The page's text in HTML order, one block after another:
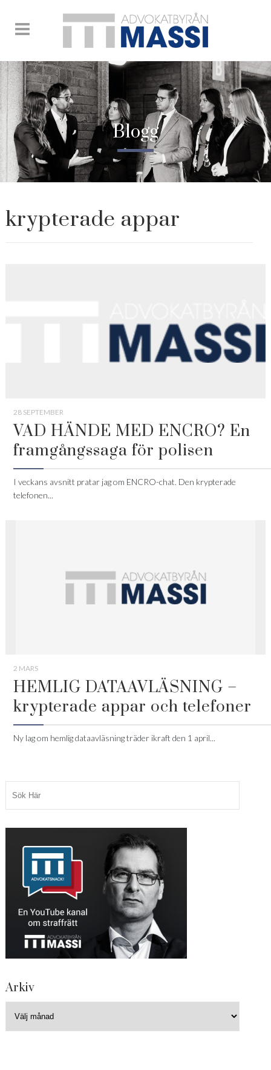
Blogg
krypterade appar
28 SEPTEMBER
VAD HÄNDE MED ENCRO? En
framgångssaga för polisen
I veckans avsnitt pratar jag om ENCRO-chat. Den krypterade
telefonen...
2 MARS
HEMLIG DATAAVLÄSNING –
krypterade appar och telefoner
Ny lag om hemlig dataavläsning träder ikraft den 1 april...
Arkiv